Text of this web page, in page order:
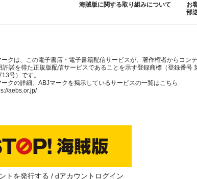
海賊版に関する取り組みについて
お
部
ークは、この電子書店・電子書籍配信サービスが、著作権者からコン
許諾を得た正規版配信サービスであることを示す登録商標（登録番号
号）です。
ークの詳細、ABJマークを掲示しているサービスの一覧はこちら
aebs.or.jp/
トを発行する dアカウントログイン